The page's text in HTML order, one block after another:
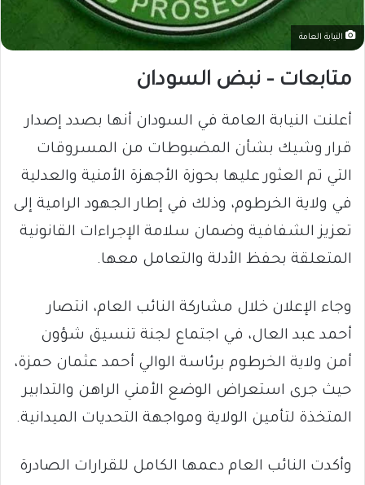
النيابة العامة
متابعات – نبض السودان
أعلنت النيابة العامة في السودان أنها بصدد إصدار
قرار وشيك بشأن المضبوطات من المسروقات
التي تم العثور عليها بحوزة الأجهزة الأمنية والعدلية
في ولاية الخرطوم، وذلك في إطار الجهود الرامية إلى
تعزيز الشفافية وضمان سلامة الإجراءات القانونية
المتعلقة بحفظ الأدلة والتعامل معها.
وجاء الإعلان خلال مشاركة النائب العام، انتصار
أحمد عبد العال، في اجتماع لجنة تنسيق شؤون
أمن ولاية الخرطوم برئاسة الوالي أحمد عثمان حمزة،
حيث جرى استعراض الوضع الأمني الراهن والتدابير
المتخذة لتأمين الولاية ومواجهة التحديات الميدانية.
وأكدت النائب العام دعمها الكامل للقرارات الصادرة